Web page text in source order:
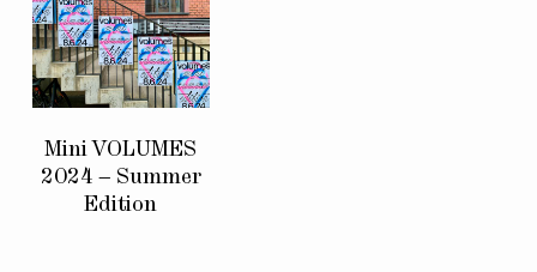
Mini VOLUMES
2024 – Summer
Edition